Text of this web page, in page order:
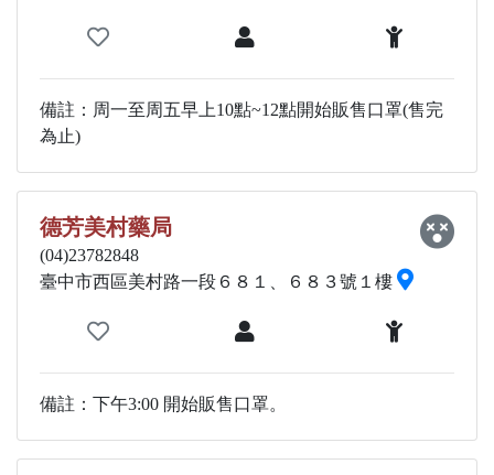
備註：周一至周五早上10點~12點開始販售口罩(售完
為止)
德芳美村藥局
(04)23782848
臺中市西區美村路一段６８１、６８３號１樓
備註：下午3:00 開始販售口罩。